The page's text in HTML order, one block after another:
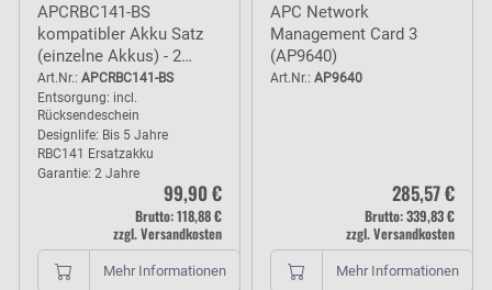
APCRBC141-BS
kompatibler Akku Satz
(einzelne Akkus) - 2
Jahre Garantie
Art.Nr.: APCRBC141-BS
Entsorgung: incl.
Rücksendeschein
Designlife: Bis 5 Jahre
RBC141 Ersatzakku
Garantie: 2 Jahre
99,90 €
Brutto: 118,88 €
zzgl. Versandkosten
Mehr Informationen
APC Network
Management Card 3
(AP9640)
Art.Nr.: AP9640
285,57 €
Brutto: 339,83 €
zzgl. Versandkosten
Mehr Informationen